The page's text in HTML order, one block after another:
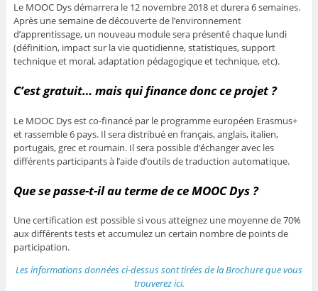
Le MOOC Dys démarrera le 12 novembre 2018 et durera 6 semaines.
Après une semaine de découverte de l’environnement
d’apprentissage, un nouveau module sera présenté chaque lundi
(définition, impact sur la vie quotidienne, statistiques, support
technique et moral, adaptation pédagogique et technique, etc).
C’est gratuit… mais qui finance donc ce projet ?
Le MOOC Dys est co-financé par le programme européen Erasmus+
et rassemble 6 pays. Il sera distribué en français, anglais, italien,
portugais, grec et roumain. Il sera possible d’échanger avec les
différents participants à l’aide d’outils de traduction automatique.
Que se passe-t-il au terme de ce MOOC Dys ?
Une certification est possible si vous atteignez une moyenne de 70%
aux différents tests et accumulez un certain nombre de points de
participation.
Les informations données ci-dessus sont tirées de la Brochure que vous
trouverez ici.